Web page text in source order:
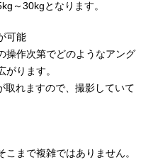
～30kgとなります。
可能
操作次第でどのようなアング
ります。
取れますので、撮影していて
まで複雑ではありません。